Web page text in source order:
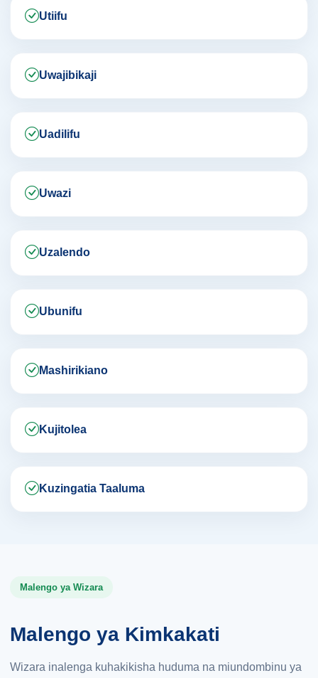
Utiifu
Uwajibikaji
Uadilifu
Uwazi
Uzalendo
Ubunifu
Mashirikiano
Kujitolea
Kuzingatia Taaluma
Malengo ya Wizara
Malengo ya Kimkakati
Wizara inalenga kuhakikisha huduma na miundombinu ya